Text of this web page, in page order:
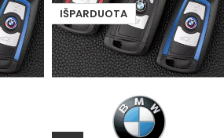
IŠPARDUOTA